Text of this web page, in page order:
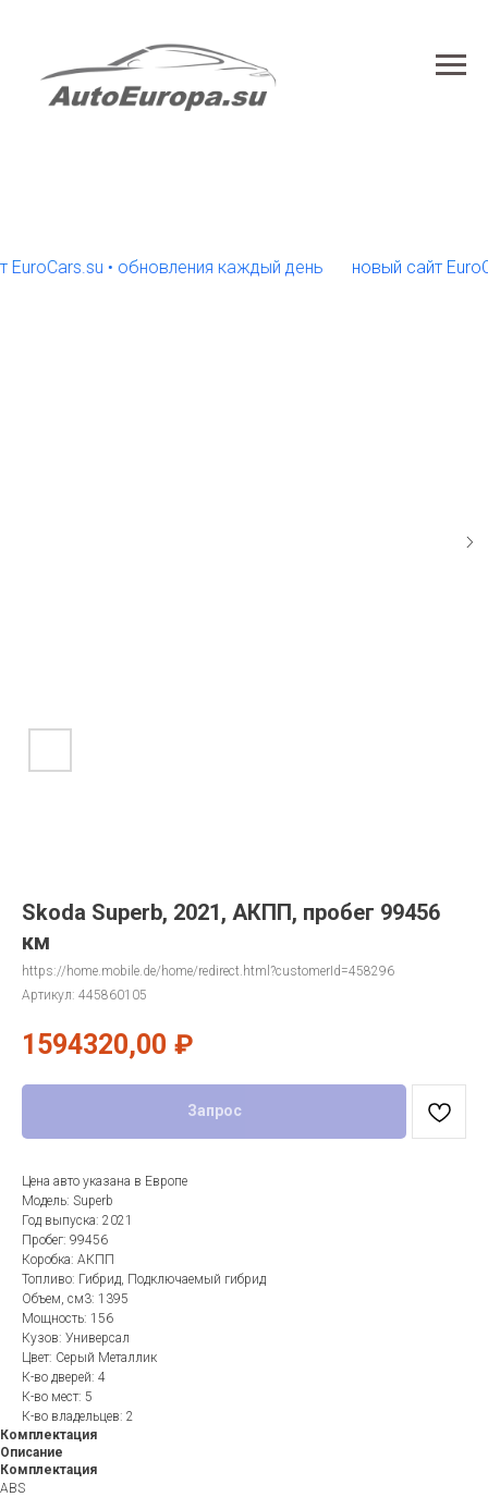
• обновления каждый день новый сайт
Skoda Superb, 2021, АКПП, пробег 99456
км
https://home.mobile.de/home/redirect.html?customerId=458296
Артикул: 445860105
1594320,00 ₽
Запрос
Цена авто указана в Европе
Модель: Superb
Год выпуска: 2021
Пробег: 99456
Коробка: АКПП
Топливо: Гибрид, Подключаемый гибрид
Объем, см3: 1395
Мощность: 156
Кузов: Универсал
Цвет: Серый Металлик
К-во дверей: 4
К-во мест: 5
К-во владельцев: 2
Комплектация
Описание
Комплектация
ABS